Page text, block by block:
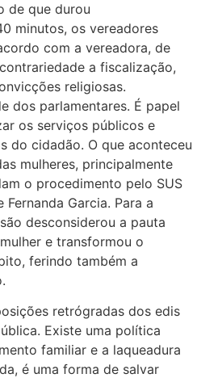
de que durou
minutos, os vereadores
com a vereadora, de
a fiscalização,
religiosas.
dos parlamentares. É papel
os serviços públicos e
do cidadão. O que aconteceu
mulheres, principalmente
o procedimento pelo SUS
Fernanda Garcia. Para a
desconsiderou a pauta
e transformou o
ferindo também a
retrógradas dos edis
Existe uma política
familiar e a laqueadura
é uma forma de salvar